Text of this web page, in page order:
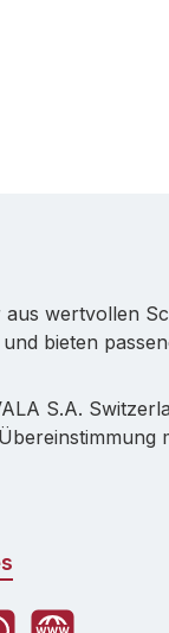
wertvollen
bieten
S.A.